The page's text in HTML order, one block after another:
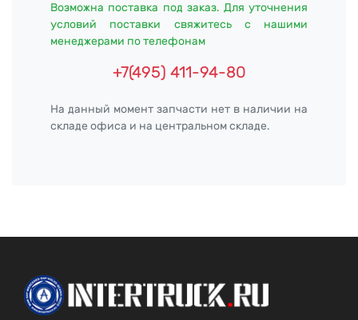
Возможна поставка под заказ. Для уточнения
условий поставки свяжитесь с нашими
менеджерами по телефонам
+7(495) 411-94-80
На данный момент запчасти нет в наличии на
складе офиса и на центральном складе.